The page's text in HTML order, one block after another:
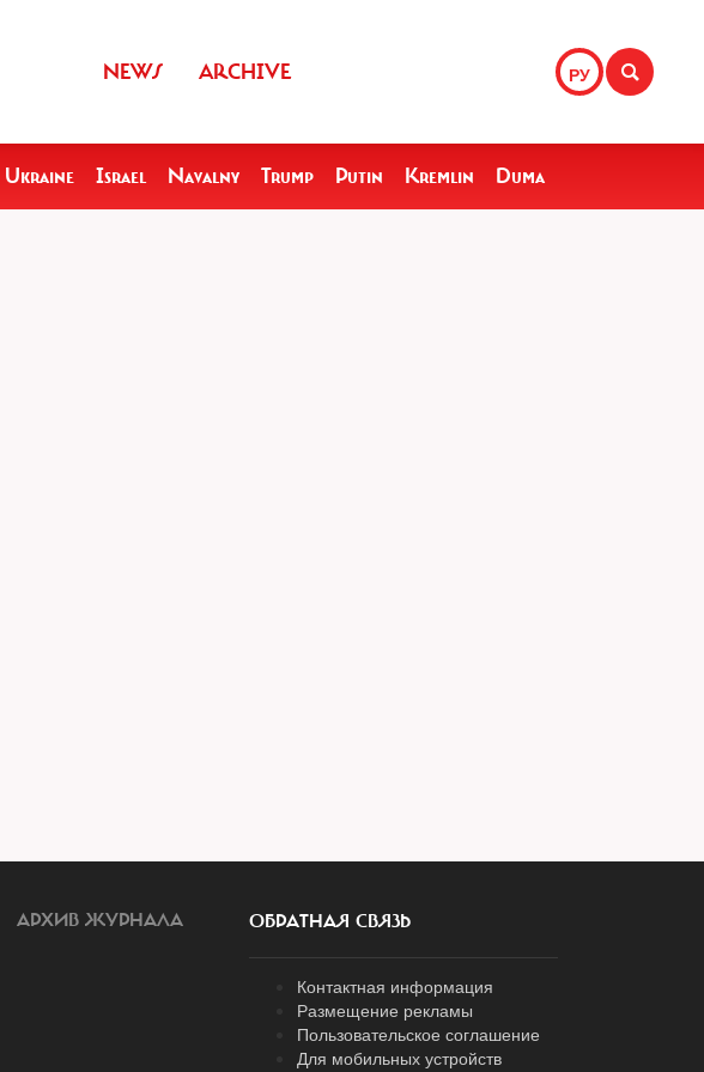
РУ
NEWS ARCHIVE
Ukraine Israel Navalny Trump Putin Kremlin Duma
АРХИВ ЖУРНАЛА ОБРАТНАЯ СВЯЗЬ
Контактная информация
Размещение рекламы
Пользовательское соглашение
Для мобильных устройств